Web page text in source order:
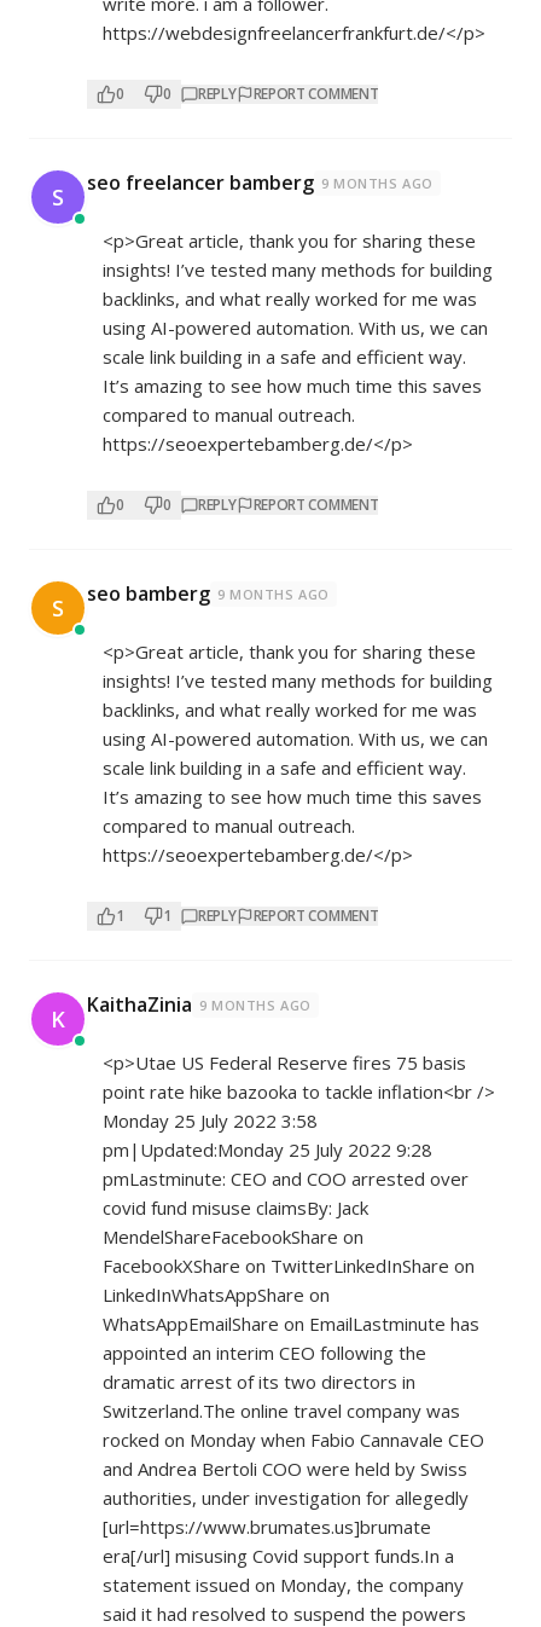
https://webdesignfreelancerfrankfurt.de/</p>
0 0 REPLY REPORT COMMENT
S seo freelancer bamberg 9 MONTHS AGO
<p>Great article, thank you for sharing these
insights! I’ve tested many methods for building
backlinks, and what really worked for me was
using AI-powered automation. With us, we can
scale link building in a safe and efficient way.
It’s amazing to see how much time this saves
compared to manual outreach.
https://seoexpertebamberg.de/</p>
0 0 REPLY REPORT COMMENT
S seo bamberg 9 MONTHS AGO
<p>Great article, thank you for sharing these
insights! I’ve tested many methods for building
backlinks, and what really worked for me was
using AI-powered automation. With us, we can
scale link building in a safe and efficient way.
It’s amazing to see how much time this saves
compared to manual outreach.
https://seoexpertebamberg.de/</p>
1 1 REPLY REPORT COMMENT
K KaithaZinia 9 MONTHS AGO
<p>Utae US Federal Reserve fires 75 basis
point rate hike bazooka to tackle inflation<br />
Monday 25 July 2022 3:58
pm|Updated:Monday 25 July 2022 9:28
pmLastminute: CEO and COO arrested over
covid fund misuse claimsBy: Jack
MendelShareFacebookShare on
FacebookXShare on TwitterLinkedInShare on
LinkedInWhatsAppShare on
WhatsAppEmailShare on EmailLastminute has
appointed an interim CEO following the
dramatic arrest of its two directors in
Switzerland.The online travel company was
rocked on Monday when Fabio Cannavale CEO
and Andrea Bertoli COO were held by Swiss
authorities, under investigation for allegedly
[url=https://www.brumates.us]brumate
era[/url] misusing Covid support funds.In a
statement issued on Monday, the company
said it had resolved to suspend the powers